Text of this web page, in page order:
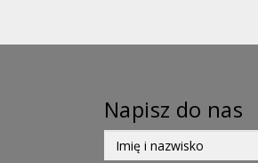
Napisz do nas